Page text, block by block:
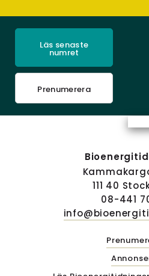
Läs senaste
numret
Prenumerera
111 40
08-441